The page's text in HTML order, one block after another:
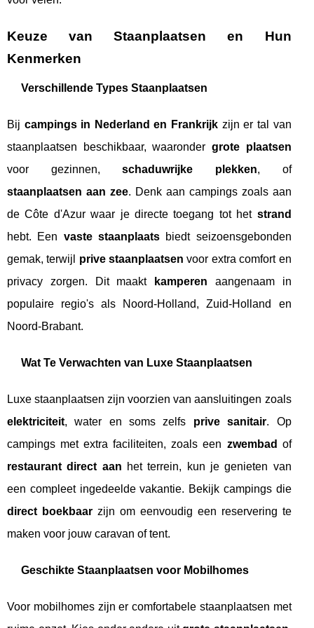
Keuze van Staanplaatsen en Hun
Kenmerken
Verschillende Types Staanplaatsen
Bij campings in Nederland en Frankrijk zijn er tal van
staanplaatsen beschikbaar, waaronder grote plaatsen
voor gezinnen,schaduwrijke plekken, of
staanplaatsen aan zee. Denk aan campings zoals aan
de Côte d'Azur waar je directe toegang tot het strand
hebt. Een vaste staanplaatsbiedt seizoensgebonden
gemak, terwijl prive staanplaatsen voor extra comfort en
privacy zorgen. Dit maakt
kamperen aangenaam in
populaire regio's als Noord-Holland, Zuid-Holland en
Noord-Brabant.
Wat Te Verwachten van Luxe Staanplaatsen
Luxe staanplaatsen zijn voorzien van aansluitingen zoals
elektriciteit, water en soms zelfs prive sanitair. Op
campings met extra faciliteiten, zoals een zwembad of
restaurant direct aan het terrein, kun je genieten van
een compleet ingedeelde vakantie. Bekijk campings die
direct boekbaarzijn om eenvoudig een reservering te
maken voor jouw caravan of tent.
Geschikte Staanplaatsen voor Mobilhomes
Voor mobilhomes zijn er comfortabele staanplaatsen met